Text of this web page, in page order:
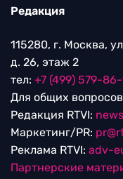
Редакция
115280, г. Москва,
д. 26, этаж 2
тел: +7 (499) 579-
Для общих
Редакция RTVI:
Маркетинг/PR:
Реклама RTVI: adv-
Партнерские